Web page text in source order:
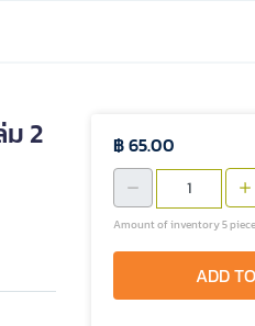
2
฿ 65.00
Amount of inventory 5 piece
ADD